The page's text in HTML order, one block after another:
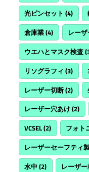
光ピンセット (4)
倉庫業(4) レー
ウエハとマスク検査
リソグラフィ (3)
レーザー切断(2)
レーザー穴あけ(2)
VCSEL(2) フォト
レーザーセーフティ
水中 (2) レーザ